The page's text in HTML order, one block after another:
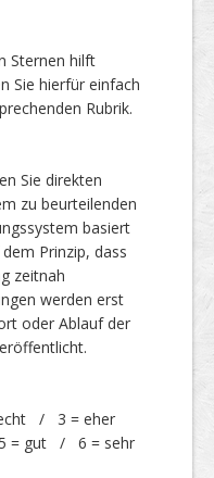
Sternen hilft
Sie hierfür einfach
Rubrik.
Sie direkten
zu beurteilenden
basiert
Prinzip, dass
zeitnah
werden erst
oder Ablauf der
/ 3 = eher
= gut / 6 = sehr